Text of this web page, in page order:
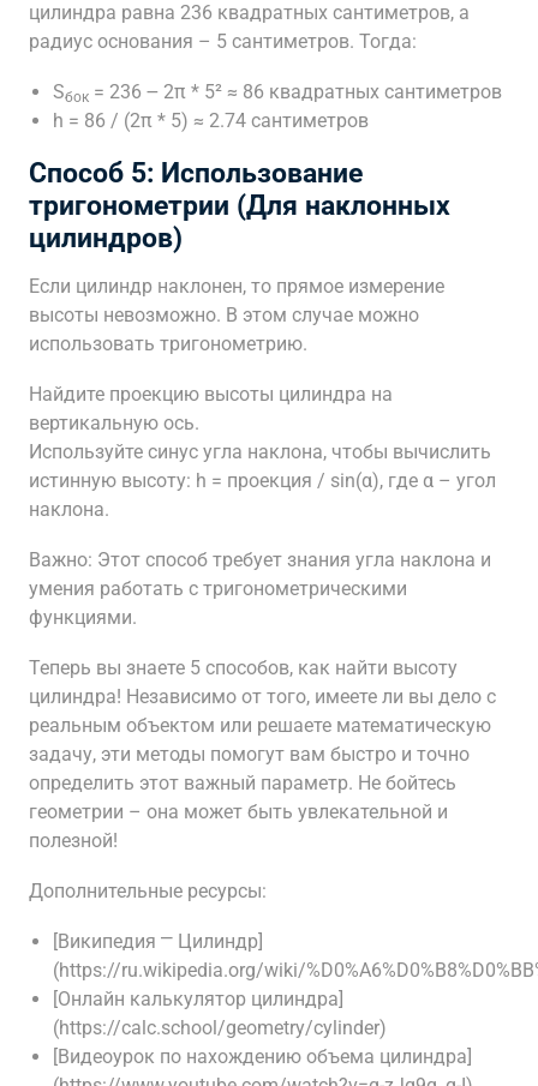
цилиндра равна 236 квадратных сантиметров, а
радиус основания – 5 сантиметров. Тогда:
Sбок = 236 ౼ 2π * 5² ≈ 86 квадратных сантиметров
h = 86 / (2π * 5) ≈ 2.74 сантиметров
Способ 5: Использование
тригонометрии (Для наклонных
цилиндров)
Если цилиндр наклонен, то прямое измерение
высоты невозможно. В этом случае можно
использовать тригонометрию.
Найдите проекцию высоты цилиндра на
вертикальную ось.
Используйте синус угла наклона, чтобы вычислить
истинную высоту: h = проекция / sin(α), где α – угол
наклона.
Важно: Этот способ требует знания угла наклона и
умения работать с тригонометрическими
функциями.
Теперь вы знаете 5 способов, как найти высоту
цилиндра! Независимо от того, имеете ли вы дело с
реальным объектом или решаете математическую
задачу, эти методы помогут вам быстро и точно
определить этот важный параметр. Не бойтесь
геометрии – она может быть увлекательной и
полезной!
Дополнительные ресурсы:
[Википедия ⎻ Цилиндр]
(https://ru.wikipedia.org/wiki/
[Онлайн калькулятор цилиндра]
(https://calc.school/geometry/cylinder)
[Видеоурок по нахождению объема цилиндра]